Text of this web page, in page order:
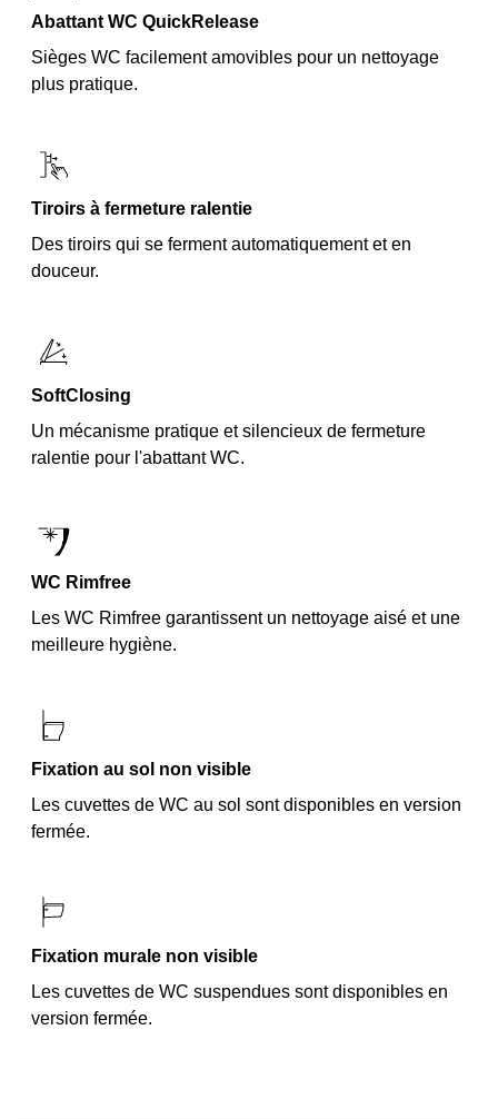
Abattant WC QuickRelease
Sièges WC facilement amovibles pour un nettoyage
plus pratique.
Tiroirs à fermeture ralentie
Des tiroirs qui se ferment automatiquement et en
SoftClosing
Un mécanisme pratique et silencieux de fermeture
ralentie pour l'abattant WC.
WC Rimfree
Les WC Rimfree garantissent un nettoyage aisé et une
meilleure hygiène.
Fixation au sol non visible
Les cuvettes de WC au sol sont disponibles en version
fermée.
Fixation murale non visible
Les cuvettes de WC suspendues sont disponibles en
version fermée.